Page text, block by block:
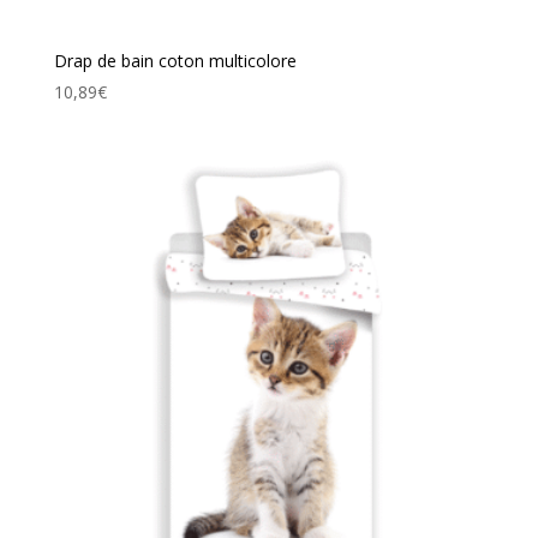
Drap de bain coton multicolore
10,89€